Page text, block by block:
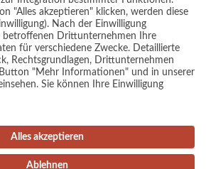
| Webdesign & Umsetzung: